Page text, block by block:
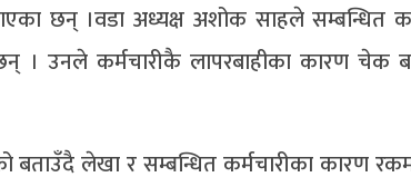
छन् ।वडा अध्यक्ष अशोक साहले सम्बन्धित
। उनले कर्मचारीकै लापरबाहीका कारण चेक
लेखा र सम्बन्धित कर्मचारीका कारण